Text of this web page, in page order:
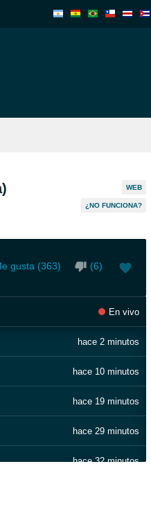
WEB
¿NO FUNCIONA?
gusta (363) (6)
En vivo
hace 2 minutos
hace 10 minutos
hace 19 minutos
hace 29 minutos
hace 32 minutos